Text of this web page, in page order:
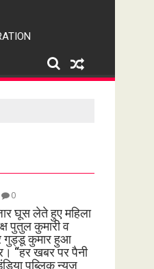
0
घूस लेते हुए महिला
पुतुल कुमारी व
गुड्डू कुमार हुआ
“हर खबर पर पैनी
पब्लिक न्यूज